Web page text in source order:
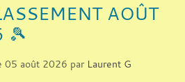
AOÛT
🎾
05 août 2026 par Laurent G